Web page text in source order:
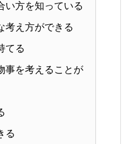
い方を知っている
考え方ができる
てる
事を考えることが
る